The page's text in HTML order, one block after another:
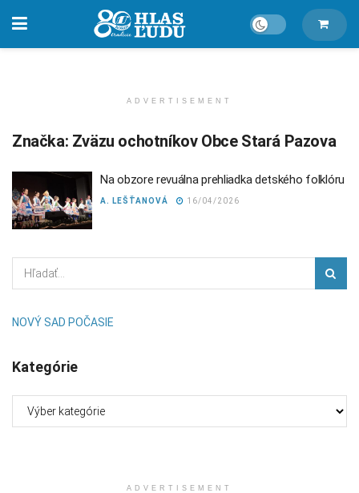
ADVERTISEMENT
Značka: Zväzu ochotníkov Obce Stará Pazova
Na obzore revuálna prehliadka detského folklóru
A. LEŠŤANOVÁ 16/04/2026
NOVÝ SAD POČASIE
Kategórie
ADVERTISEMENT